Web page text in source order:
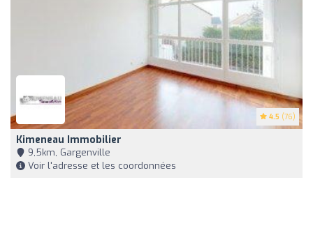
4.5 (76)
Kimeneau Immobilier
9,5km, Gargenville
Voir l'adresse et les coordonnées